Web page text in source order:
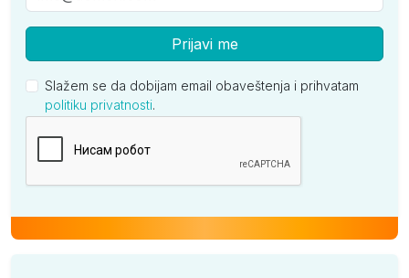
Prijavi me
Slažem se da dobijam email obaveštenja i prihvatam
politiku privatnosti.